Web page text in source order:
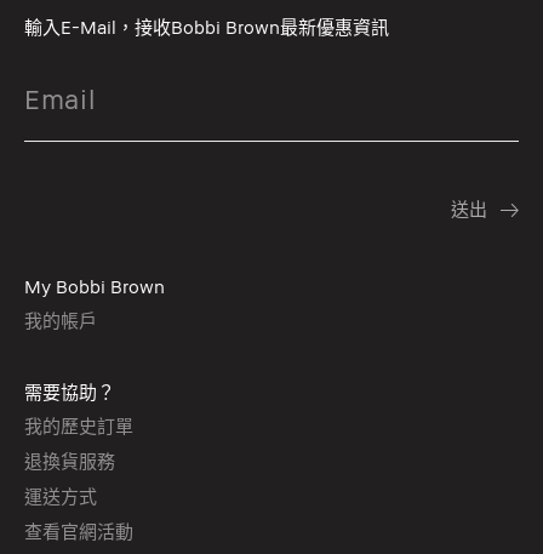
輸入E-Mail，接收Bobbi Brown最新優惠資訊
My Bobbi Brown
我的帳戶
需要協助？
我的歷史訂單
退換貨服務
運送方式
查看官網活動